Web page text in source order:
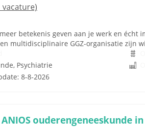
vacature)
betekenis geven aan je werk en écht
multidisciplinaire GGZ-organisatie zijn
Psychiatrie
8-8-2026
ouderengeneeskunde